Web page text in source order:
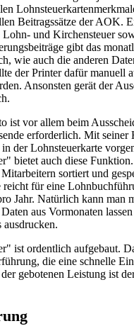
Beitragssätze der AOK.
Lohn- und Kirchensteuer
gibt das
wie auch die anderen
der Printer dafür manuell
Ansonsten gerät der
ist vor allem beim
erforderlich. Mit
der Lohnsteuerkarte
bietet auch diese
sortiert und
reicht für eine
Jahr. Natürlich kann man
aus Vormonaten
ausdrucken.
ist ordentlich aufgebaut.
die eine schnelle
der gebotenen Leistung ist